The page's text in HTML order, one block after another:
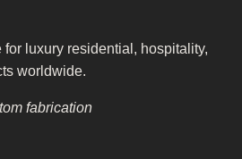
for luxury residential, hospitality,
worldwide.
fabrication